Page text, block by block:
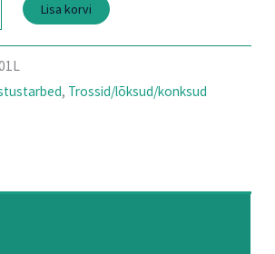
Lisa korvi
, Trossid/lõksud/konksud